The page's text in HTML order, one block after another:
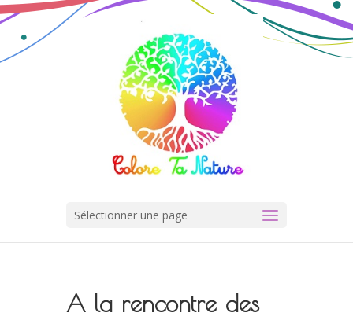
Sélectionner une page
A la rencontre des